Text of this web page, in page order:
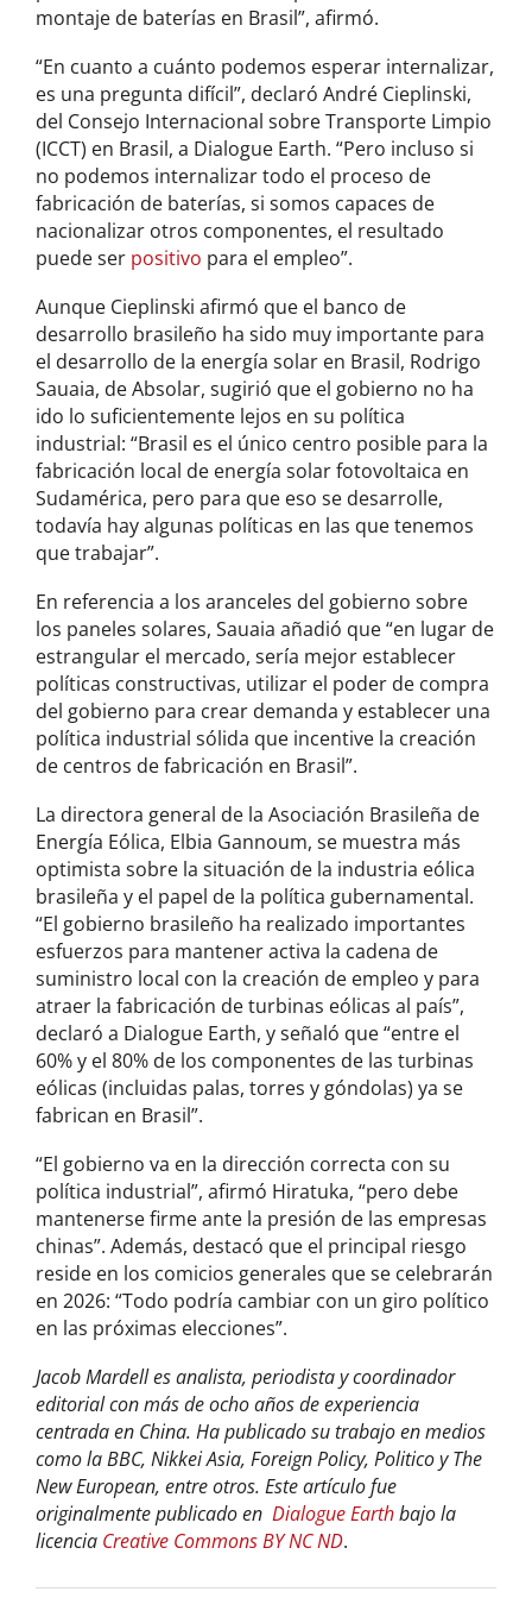
montaje de baterías en Brasil”, afirmó.
“En cuanto a cuánto podemos esperar internalizar,
es una pregunta difícil”, declaró André Cieplinski,
del Consejo Internacional sobre Transporte Limpio
(ICCT) en Brasil, a Dialogue Earth. “Pero incluso si
no podemos internalizar todo el proceso de
fabricación de baterías, si somos capaces de
nacionalizar otros componentes, el resultado
puede ser positivo para el empleo”.
Aunque Cieplinski afirmó que el banco de
desarrollo brasileño ha sido muy importante para
el desarrollo de la energía solar en Brasil, Rodrigo
Sauaia, de Absolar, sugirió que el gobierno no ha
ido lo suficientemente lejos en su política
industrial: “Brasil es el único centro posible para la
fabricación local de energía solar fotovoltaica en
Sudamérica, pero para que eso se desarrolle,
todavía hay algunas políticas en las que tenemos
que trabajar”.
En referencia a los aranceles del gobierno sobre
los paneles solares, Sauaia añadió que “en lugar de
estrangular el mercado, sería mejor establecer
políticas constructivas, utilizar el poder de compra
del gobierno para crear demanda y establecer una
política industrial sólida que incentive la creación
de centros de fabricación en Brasil”.
La directora general de la Asociación Brasileña de
Energía Eólica, Elbia Gannoum, se muestra más
optimista sobre la situación de la industria eólica
brasileña y el papel de la política gubernamental.
“El gobierno brasileño ha realizado importantes
esfuerzos para mantener activa la cadena de
suministro local con la creación de empleo y para
atraer la fabricación de turbinas eólicas al país”,
declaró a Dialogue Earth, y señaló que “entre el
60% y el 80% de los componentes de las turbinas
eólicas (incluidas palas, torres y góndolas) ya se
fabrican en Brasil”.
“El gobierno va en la dirección correcta con su
política industrial”, afirmó Hiratuka, “pero debe
mantenerse firme ante la presión de las empresas
chinas”. Además, destacó que el principal riesgo
reside en los comicios generales que se celebrarán
en 2026: “Todo podría cambiar con un giro político
en las próximas elecciones”.
Jacob Mardell es analista, periodista y coordinador
editorial con más de ocho años de experiencia
centrada en China. Ha publicado su trabajo en medios
como la BBC, Nikkei Asia, Foreign Policy, Politico y The
New European, entre otros. Este artículo fue
originalmente publicado en Dialogue Earthbajo la
licencia Creative Commons BY NC ND.